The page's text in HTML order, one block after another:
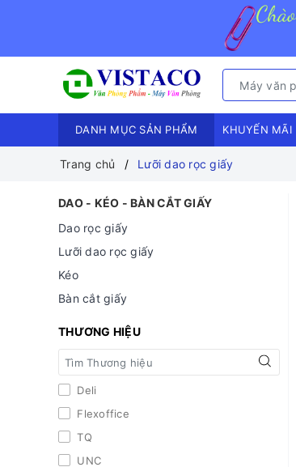
DANH MỤC SẢN PHẨM KHUYẾN MÃI
Trang chủ Lưỡi dao rọc giấy
DAO - KÉO - BÀN CẮT GIẤY
Dao rọc giấy
Lưỡi dao rọc giấy
Kéo
Bàn cắt giấy
THƯƠNG HIỆU
Deli
Flexoffice
TQ
UNC